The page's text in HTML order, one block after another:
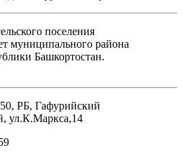
поселения
муниципального района
Башкортостан.
РБ, Гафурийский
ул.К.Маркса,14